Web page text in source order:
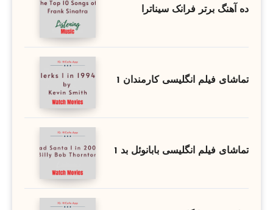
ده آهنگ برتر فرانک سیناترا
تماشای فیلم انگلیسی کارمندان 1
تماشای فیلم انگلیسی بابانوئل بد 1